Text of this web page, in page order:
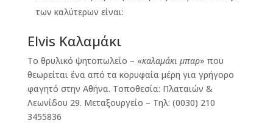
των καλύτερων είναι:
Elvis Καλαμάκι
Το θρυλικό ψητοπωλείο – «καλαμάκι μπαρ» που
θεωρείται ένα από τα κορυφαία μέρη για γρήγορο
φαγητό στην Αθήνα. Τοποθεσία: Πλαταιών &
Λεωνίδου 29. Μεταξουργείο – Τηλ: (0030) 210
3455836